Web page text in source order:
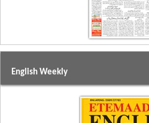
English Weekly